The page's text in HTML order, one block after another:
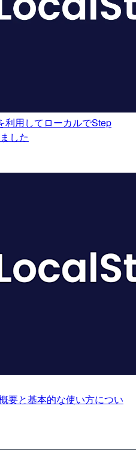
利用してローカルでStep
した
要と基本的な使い方につい